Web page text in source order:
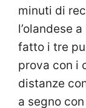
minuti di
l’olandese
fatto i tre
prova con i
distanze
a segno